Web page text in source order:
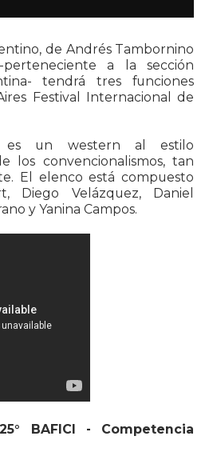
de Andrés Tambornino
a la sección
tendrá tres funciones
Festival Internacional de
es un western al estilo
los convencionalismos, tan
El elenco está compuesto
Diego Velázquez, Daniel
y Yanina Campos.
BAFICI - Competencia